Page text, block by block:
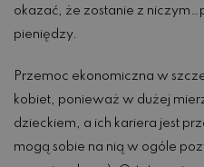
okazać, że zostanie z
pieniędzy.
Przemoc ekonomiczna w
kobiet, ponieważ w dużej
dzieckiem, a ich kariera jest
mogą sobie na nią w ogóle